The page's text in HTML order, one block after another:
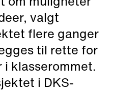
valgt
flere ganger
til rette for
klasserommet.
i DKS-